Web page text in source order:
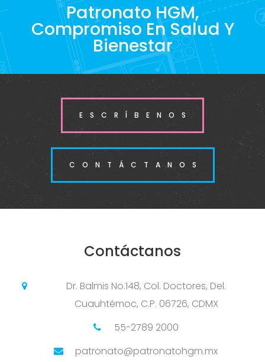
Patronato HGM,
Compromiso En Salud Y
Bienestar
ESCRÍBENOS
CONTÁCTANOS
Contáctanos
Dr. Balmis No.148, Col. Doctores, Del.
Cuauhtémoc, C.P. 06726, CDMX
55-2789 2000
patronato@patronatohgm.mx